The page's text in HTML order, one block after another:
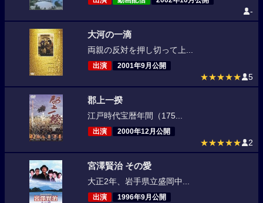
-
大河の一滴
両親の反対を押し切って上...
出演 2001年9月公開
★★★★★ 5
郡上一揆
江戸時代宝暦年間（175...
出演 2000年12月公開
★★★★★ 2
宮澤賢治 その愛
大正2年、岩手県立盛岡中...
出演 1996年9月公開